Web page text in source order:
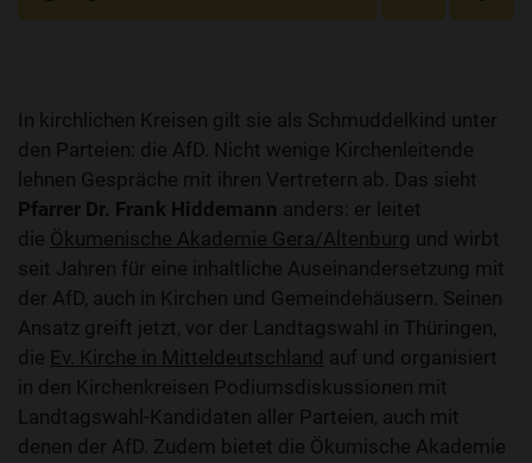
In kirchlichen Kreisen gilt sie als Schmuddelkind unter
den Parteien: die AfD. Nicht wenige Kirchenleitende
lehnen Gespräche mit ihren Vertretern ab. Das sieht
Pfarrer Dr. Frank Hiddemann anders: er leitet
die Ökumenische Akademie Gera/Altenburg und wirbt
seit Jahren für eine inhaltliche Auseinandersetzung mit
der AfD, auch in Kirchen und Gemeindehäusern. Seinen
Ansatz greift jetzt, vor der Landtagswahl in Thüringen,
die Ev. Kirche in Mitteldeutschland auf und organisiert
in den Kirchenkreisen Podiumsdiskussionen mit
Landtagswahl-Kandidaten aller Parteien, auch mit
denen der AfD. Zudem bietet die Ökumische Akademie